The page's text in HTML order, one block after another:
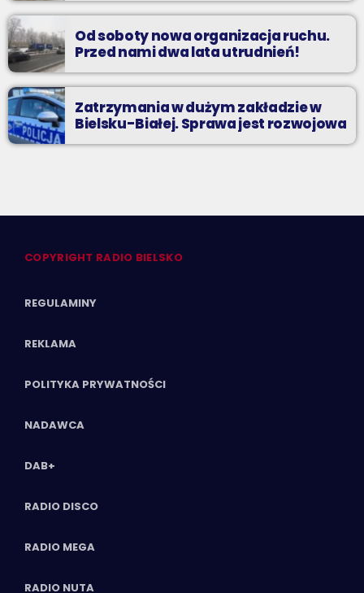
Od soboty nowa organizacja ruchu.
Przed nami dwa lata utrudnień!
Zatrzymania w dużym zakładzie w
Bielsku-Białej. Sprawa jest rozwojowa
COPYRIGHT RADIO BIELSKO
REGULAMINY
REKLAMA
POLITYKA PRYWATNOŚCI
NADAWCA
DAB+
RADIO DISCO
RADIO MEGA
RADIO NUTA